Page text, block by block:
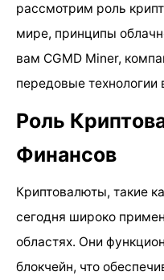
рассмотрим роль
мире, принципы
вам CGMD Miner,
передовые технологии
Роль
Финансов
Криптовалюты, такие
сегодня широко
областях. Они
блокчейн, что